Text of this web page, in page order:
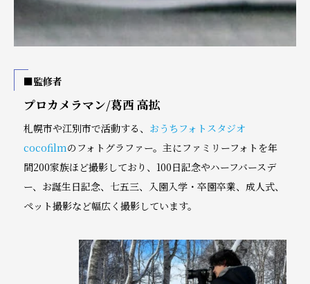
■監修者
プロカメラマン/葛西 高拡
札幌市や江別市で活動する、 おうちフォトスタジオ
cocofilmのフォトグラファー。主にファミリーフォトを年
間200家族ほど撮影しており、100日記念やハーフバースデ
ー、お誕生日記念、七五三、入園入学・卒園卒業、成人式、
ペット撮影など幅広く撮影しています。